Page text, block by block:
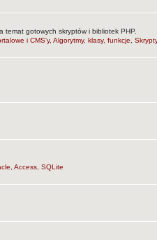
gotowych skryptów i bibliotek PHP.
i CMS'y,Algorytmy, klasy, funkcje ,
,Access ,SQLite